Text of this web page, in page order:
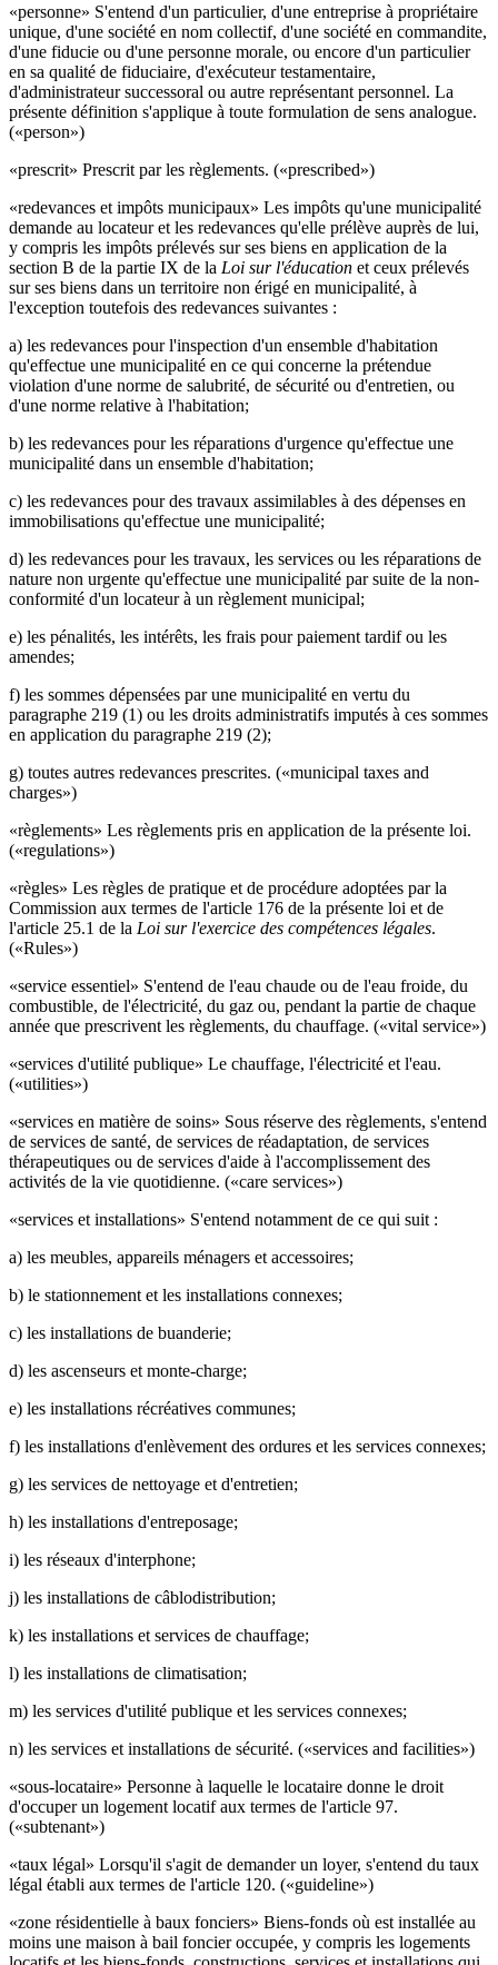
«personne» S'entend d'un particulier, d'une entreprise à propriétaire
unique, d'une société en nom collectif, d'une société en commandite,
d'une fiducie ou d'une personne morale, ou encore d'un particulier
en sa qualité de fiduciaire, d'exécuteur testamentaire,
d'administrateur successoral ou autre représentant personnel. La
présente définition s'applique à toute formulation de sens analogue.
(«person»)
«prescrit» Prescrit par les règlements. («prescribed»)
«redevances et impôts municipaux» Les impôts qu'une municipalité
demande au locateur et les redevances qu'elle prélève auprès de lui,
y compris les impôts prélevés sur ses biens en application de la
section B de la partie IX de la Loi sur l'éducation et ceux prélevés
sur ses biens dans un territoire non érigé en municipalité, à
l'exception toutefois des redevances suivantes :
a) les redevances pour l'inspection d'un ensemble d'habitation
qu'effectue une municipalité en ce qui concerne la prétendue
violation d'une norme de salubrité, de sécurité ou d'entretien, ou
d'une norme relative à l'habitation;
b) les redevances pour les réparations d'urgence qu'effectue une
municipalité dans un ensemble d'habitation;
c) les redevances pour des travaux assimilables à des dépenses en
immobilisations qu'effectue une municipalité;
d) les redevances pour les travaux, les services ou les réparations de
nature non urgente qu'effectue une municipalité par suite de la non-
conformité d'un locateur à un règlement municipal;
e) les pénalités, les intérêts, les frais pour paiement tardif ou les
amendes;
f) les sommes dépensées par une municipalité en vertu du
paragraphe 219 (1) ou les droits administratifs imputés à ces sommes
en application du paragraphe 219 (2);
g) toutes autres redevances prescrites. («municipal taxes and
charges»)
«règlements» Les règlements pris en application de la présente loi.
(«regulations»)
«règles» Les règles de pratique et de procédure adoptées par la
Commission aux termes de l'article 176 de la présente loi et de
l'article 25.1 de la Loi sur l'exercice des compétences légales.
(«Rules»)
«service essentiel» S'entend de l'eau chaude ou de l'eau froide, du
combustible, de l'électricité, du gaz ou, pendant la partie de chaque
année que prescrivent les règlements, du chauffage. («vital service»)
«services d'utilité publique» Le chauffage, l'électricité et l'eau.
(«utilities»)
«services en matière de soins» Sous réserve des règlements, s'entend
de services de santé, de services de réadaptation, de services
thérapeutiques ou de services d'aide à l'accomplissement des
activités de la vie quotidienne. («care services»)
«services et installations» S'entend notamment de ce qui suit :
a) les meubles, appareils ménagers et accessoires;
b) le stationnement et les installations connexes;
c) les installations de buanderie;
d) les ascenseurs et monte-charge;
e) les installations récréatives communes;
f) les installations d'enlèvement des ordures et les services connexes;
g) les services de nettoyage et d'entretien;
h) les installations d'entreposage;
i) les réseaux d'interphone;
j) les installations de câblodistribution;
k) les installations et services de chauffage;
l) les installations de climatisation;
m) les services d'utilité publique et les services connexes;
n) les services et installations de sécurité. («services and facilities»)
«sous-locataire» Personne à laquelle le locataire donne le droit
d'occuper un logement locatif aux termes de l'article 97.
(«subtenant»)
«taux légal» Lorsqu'il s'agit de demander un loyer, s'entend du taux
légal établi aux termes de l'article 120. («guideline»)
«zone résidentielle à baux fonciers» Biens-fonds où est installée au
moins une maison à bail foncier occupée, y compris les logements